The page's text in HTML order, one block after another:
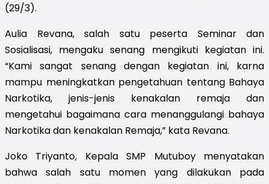
(29/3).
Aulia Revana, salah satu peserta Seminar dan
Sosialisasi, mengaku senang mengikuti kegiatan ini.
“Kami sangat senang dengan kegiatan ini, karna
mampu meningkatkan pengetahuan tentang Bahaya
Narkotika, jenis-jenis kenakalan remaja dan
mengetahui bagaimana cara menanggulangi bahaya
Narkotika dan kenakalan Remaja,” kata Revana.
Joko Triyanto, Kepala SMP Mutuboy menyatakan
bahwa salah satu momen yang dilakukan pada